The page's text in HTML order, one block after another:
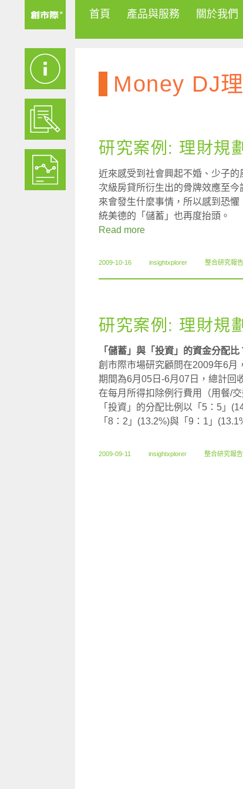
首頁 產品與服務 關於我們
Money DJ
研究案例: 理財規
近來感受到社會興起不婚、少子
次級房貸所衍生出的骨牌效應至
來會發生什麼事情，所以感到恐
統美德的「儲蓄」也再度抬頭。
Read more
2009-10-16 insightxplorer 整合研究報告
研究案例: 理財規
「儲蓄」與「投資」的資金分配
創市際市場研究顧問在2009年6月
期間為6月05日-6月07日，總計回
在每月所得扣除例行費用（用餐/
「投資」的分配比例以「5：5」
「8：2」(13.2%)與「9：1」
2009-09-11 insightxplorer 整合研究報告